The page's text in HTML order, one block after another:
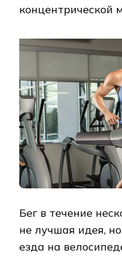
концентрической
Бег в течение
не лучшая идея,
езда на